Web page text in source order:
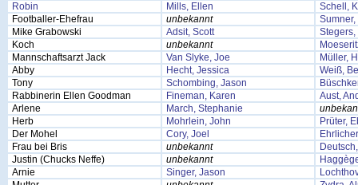
Robin
Mills, Ellen
Schell,
Footballer-Ehefrau
unbekannt
Mike Grabowski
Adsit, Scott
Stegers,
Koch
unbekannt
Mannschaftsarzt Jack
Van Slyke, Joe
Müller,
Abby
Hecht, Jessica
Weiß,
Tony
Schombing, Jason
Rabbinerin Ellen Goodman
Fineman, Karen
Aust,
Arlene
March, Stephanie
Herb
Mohrlein, John
Prüter,
Der Mohel
Cory, Joel
Frau bei Bris
unbekannt
Justin (Chucks Neffe)
unbekannt
Arnie
Singer, Jason